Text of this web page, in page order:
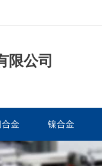
限公司
金 镍合金